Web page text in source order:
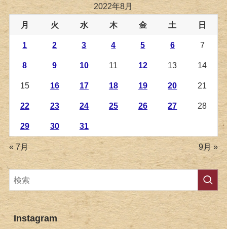
2022年8月
月 火 水 木 金 土 日
1 2 3 4 5 6 7
8 9 10 11 12 13 14
15 16 17 18 19 20 21
22 23 24 25 26 27 28
29 30 31
« 7月 9月 »
Instagram